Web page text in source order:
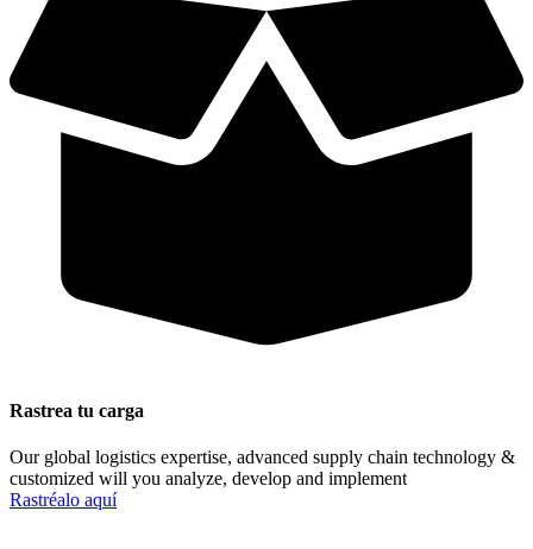
Rastrea tu carga
Our global logistics expertise, advanced supply chain technology &
customized will you analyze, develop and implement
Rastréalo aquí